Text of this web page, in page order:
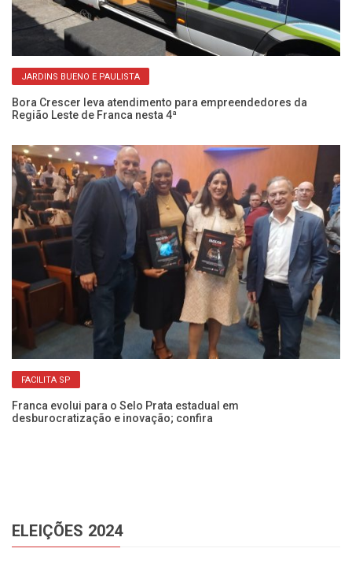
JARDINS BUENO E PAULISTA
Bora Crescer leva atendimento para empreendedores da
Região Leste de Franca nesta 4ª
FACILITA SP
Franca evolui para o Selo Prata estadual em
desburocratização e inovação; confira
ELEIÇÕES 2024